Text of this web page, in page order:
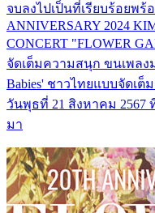
จบลงไปเป็นที่เรียบร้อยพร้
ANNIVERSARY 2024
CONCERT "FLOWER
จัดเต็มความสนุก ขนเพลง
Babies' ชาวไทยแบบจัดเต็
วันพุธที่ 21 สิงหาคม 2567
มา